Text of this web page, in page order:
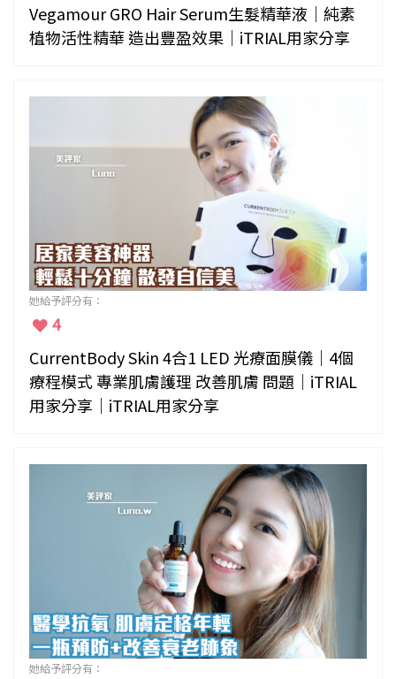
Vegamour GRO Hair Serum生髮精華液｜純素
植物活性精華 造出豐盈效果｜iTRIAL用家分享
她給予評分有：
4
CurrentBody Skin 4合1 LED 光療面膜儀｜4個
療程模式 專業肌膚護理 改善肌膚 問題｜iTRIAL
用家分享｜iTRIAL用家分享
她給予評分有：